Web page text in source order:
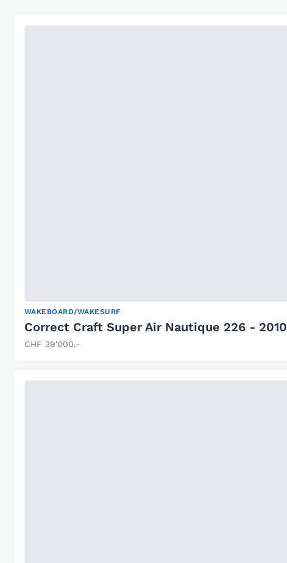
WAKEBOARD/WAKESURF
Correct Craft Super Air Nautique 226 - 2010
CHF 39'000.-